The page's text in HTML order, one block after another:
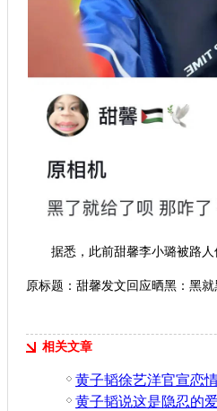
据悉，此前甜馨李小璐被路人
原标题：甜馨发文回应晒黑：黑
相关文章